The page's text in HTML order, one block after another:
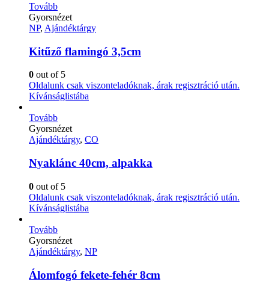
Tovább
Gyorsnézet
NP, Ajándéktárgy
Kitűző flamingó 3,5cm
0 out of 5
Oldalunk csak viszonteladóknak, árak regisztráció után.
Kívánságlistába
Tovább
Gyorsnézet
Ajándéktárgy, CO
Nyaklánc 40cm, alpakka
0 out of 5
Oldalunk csak viszonteladóknak, árak regisztráció után.
Kívánságlistába
Tovább
Gyorsnézet
Ajándéktárgy, NP
Álomfogó fekete-fehér 8cm